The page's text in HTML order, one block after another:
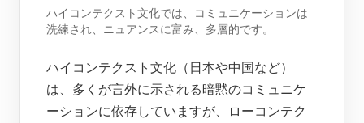
ハイコンテクスト文化では、コミュニケーションは
洗練され、ニュアンスに富み、多層的です。
ハイコンテクスト文化（日本や中国など）
は、多くが言外に示される暗黙のコミュニケ
ーションに依存していますが、ローコンテク